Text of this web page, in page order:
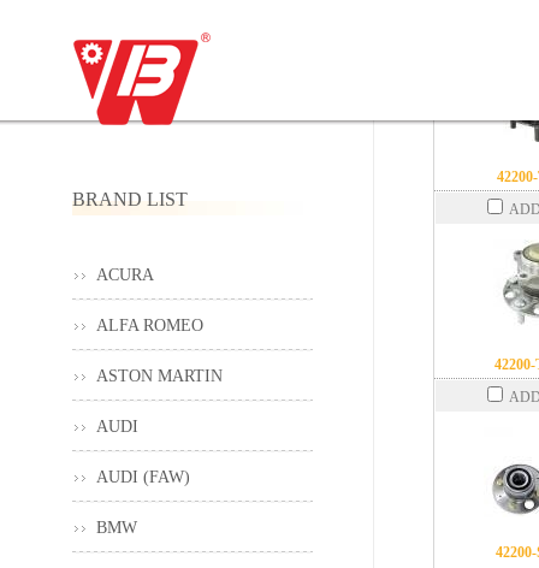
BRAND LIST
ACURA
ALFA ROMEO
ASTON MARTIN
AUDI
AUDI (FAW)
BMW